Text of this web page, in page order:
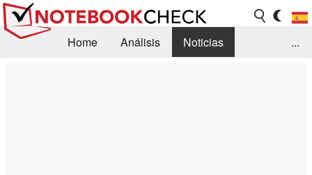
Home Análisis
Noticias
...